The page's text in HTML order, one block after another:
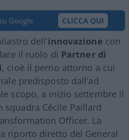
Google CLICCA QUI
dell’innovazione con
il ruolo di Partner di
, cioè il perno attorno a cui
predisposto dall’ad
scopo, a inizio settembre il
squadra Cécile Paillard
Officer. La
riporto diretto del General